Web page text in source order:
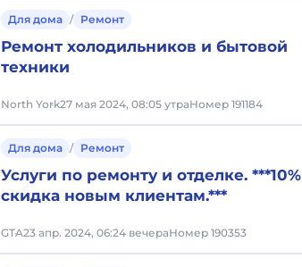
Для дома / Ремонт
Ремонт холодильников и бытовой
техники
North York27 мая 2024, 08:05 утраНомер 191184
Для дома / Ремонт
Услуги по ремонту и отделке. ***10%
скидка новым клиентам.***
GTA23 апр. 2024, 06:24 вечераНомер 190353